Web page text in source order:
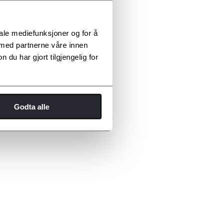
mediefunksjoner og for å
partnerne våre innen
du har gjort tilgjengelig for
Godta alle